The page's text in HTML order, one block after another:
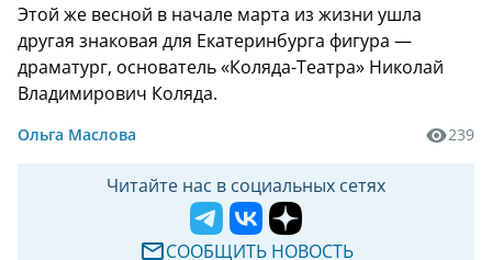
Этой же весной в начале марта из жизни ушла
другая знаковая для Екатеринбурга фигура —
драматург, основатель «Коляда-Театра» Николай
Владимирович Коляда.
Ольга Маслова 239
Читайте нас в социальных сетях
СООБЩИТЬ НОВОСТЬ